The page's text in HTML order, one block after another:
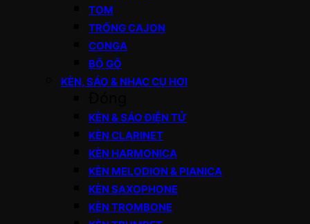
TOM
TRỐNG CAJON
CONGA
BỘ GÕ
KÈN, SÁO & NHẠC CỤ HƠI
KÈN & SÁO ĐIỆN TỬ
KÈN CLARINET
KÈN HARMONICA
KÈN MELODION & PIANICA
KÈN SAXOPHONE
KÈN TROMBONE